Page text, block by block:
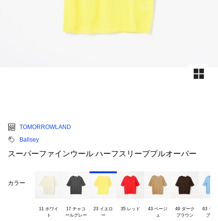
TOMORROWLAND
Ballsey
スーパーファインウール ハーフスリーブプルオーバー
カラー
11 ホワイ
17 チャコ
ールグレー
23 イエロ
ー
35 レッド
43 ベージ
49 ダーク
63 ラ